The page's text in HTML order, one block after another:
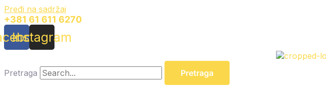
Pređi na sadržaj
+381 61 611 6270
Instagram
Pretraga Pretraga